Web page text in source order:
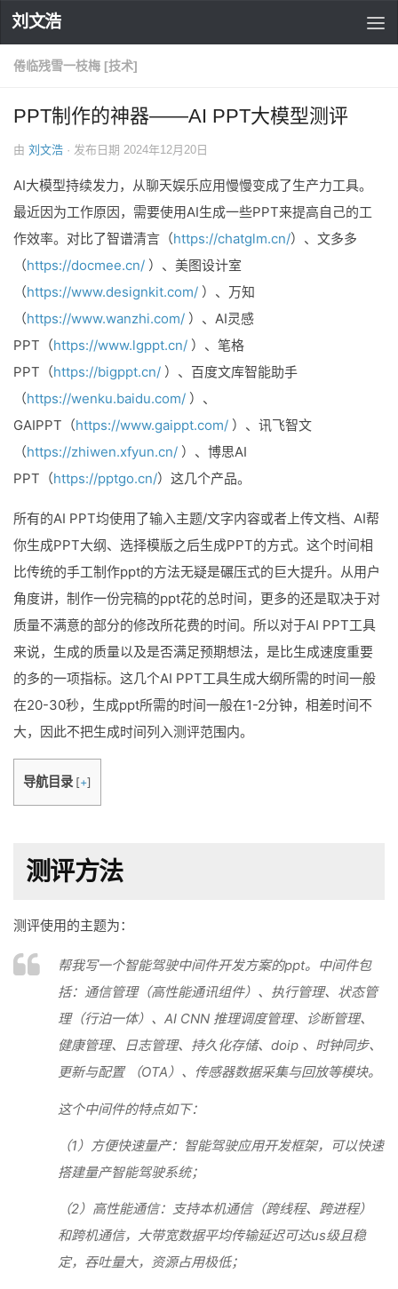
刘文浩
倦临残雪一枝梅 [技术]
PPT制作的神器——AI PPT大模型测评
由 刘文浩 · 发布日期 2024年12月20日
AI大模型持续发力，从聊天娱乐应用慢慢变成了生产力工具。
最近因为工作原因，需要使用AI生成一些PPT来提高自己的工
作效率。对比了智谱清言（https://chatglm.cn/）、文多多
（https://docmee.cn/ ）、美图设计室
（https://www.designkit.com/ ）、万知
（https://www.wanzhi.com/ ）、AI灵感
PPT（https://www.lgppt.cn/ ）、笔格
PPT（https://bigppt.cn/ ）、百度文库智能助手
（https://wenku.baidu.com/ ）、
GAIPPT（https://www.gaippt.com/ ）、讯飞智文
（https://zhiwen.xfyun.cn/ ）、博思AI
PPT（https://pptgo.cn/）这几个产品。
所有的AI PPT均使用了输入主题/文字内容或者上传文档、AI帮
你生成PPT大纲、选择模版之后生成PPT的方式。这个时间相
比传统的手工制作ppt的方法无疑是碾压式的巨大提升。从用户
角度讲，制作一份完稿的ppt花的总时间，更多的还是取决于对
质量不满意的部分的修改所花费的时间。所以对于AI PPT工具
来说，生成的质量以及是否满足预期想法，是比生成速度重要
的多的一项指标。这几个AI PPT工具生成大纲所需的时间一般
在20-30秒，生成ppt所需的时间一般在1-2分钟，相差时间不
大，因此不把生成时间列入测评范围内。
导航目录 [+]
测评方法
测评使用的主题为：
帮我写一个智能驾驶中间件开发方案的ppt。中间件包
括：通信管理（高性能通讯组件）、执行管理、状态管
理（行泊一体）、AI CNN 推理调度管理、诊断管理、
健康管理、日志管理、持久化存储、doip 、时钟同步、
更新与配置 （OTA）、传感器数据采集与回放等模块。
这个中间件的特点如下：
（1）方便快速量产：智能驾驶应用开发框架，可以快速
搭建量产智能驾驶系统；
（2）高性能通信：支持本机通信（跨线程、跨进程）
和跨机通信，大带宽数据平均传输延迟可达us级且稳
定，吞吐量大，资源占用极低；